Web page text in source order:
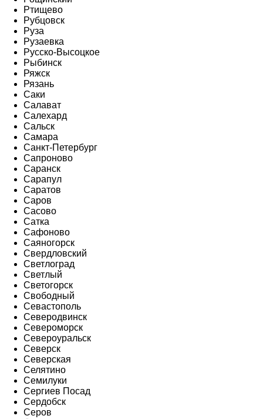
Ртищево
Рубцовск
Руза
Рузаевка
Русско-Высоцкое
Рыбинск
Ряжск
Рязань
Саки
Салават
Салехард
Сальск
Самара
Санкт-Петербург
Сапроново
Саранск
Сарапул
Саратов
Саров
Сасово
Сатка
Сафоново
Саяногорск
Свердловский
Светлоград
Светлый
Светогорск
Свободный
Севастополь
Северодвинск
Североморск
Североуральск
Северск
Северская
Селятино
Семилуки
Сергиев Посад
Сердобск
Серов